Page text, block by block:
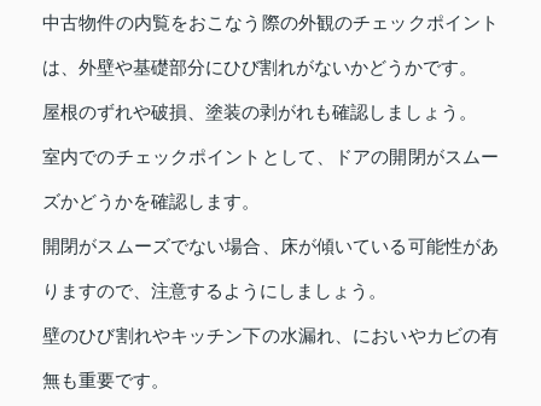
中古物件の内覧をおこなう際の外観のチェックポイント
は、外壁や基礎部分にひび割れがないかどうかです。
屋根のずれや破損、塗装の剥がれも確認しましょう。
室内でのチェックポイントとして、ドアの開閉がスムー
ズかどうかを確認します。
開閉がスムーズでない場合、床が傾いている可能性があ
りますので、注意するようにしましょう。
壁のひび割れやキッチン下の水漏れ、においやカビの有
無も重要です。